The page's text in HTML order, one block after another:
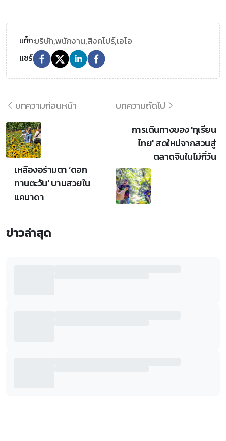
แท็ก:บริษัท,พนักงาน,สิงคโปร์,เอไอ
แชร์
บทความก่อนหน้า
เหลืองอร่ามตา ‘ดอก
ทานตะวัน’ บานสวยใน
แคนาดา
บทความถัดไป
การเดินทางของ 'ทุเรียน
ไทย' สดใหม่จากสวนสู่
ตลาดจีนในไม่กี่วัน
ข่าวล่าสุด